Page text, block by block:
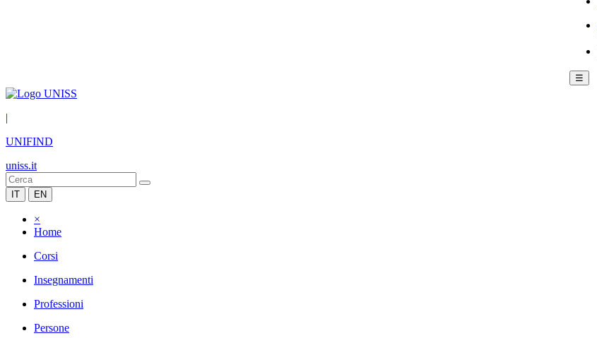
☰
|
UNIFIND
uniss.it
IT EN
×
Home
Corsi
Insegnamenti
Professioni
Persone